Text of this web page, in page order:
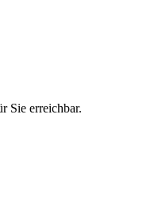
Sie erreichbar.